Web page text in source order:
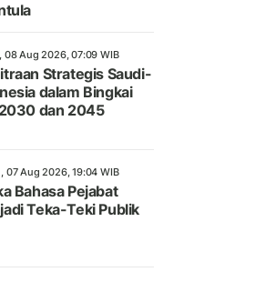
08 Aug 2026, 07:09 WIB
Strategis Saudi-
dalam Bingkai
dan 2045
07 Aug 2026, 19:04 WIB
Bahasa Pejabat
Teka-Teki Publik